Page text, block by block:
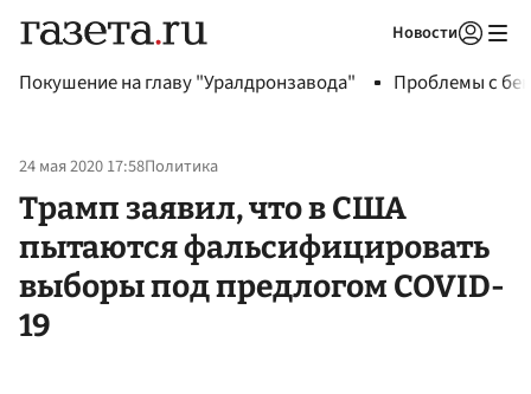
Новости
Покушение на главу "Уралдронзавода" Проблемы с
24 мая 2020 17:58Политика
Трамп заявил, что в США
пытаются фальсифицировать
выборы под предлогом COVID-
19